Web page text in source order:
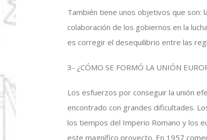
También tiene unos objetivos que son:
colaboración de los gobiernos en la
es corregir el desequilibrio entre las
3- ¿CÓMO SE FORMÓ LA UNIÓN
Los esfuerzos por conseguir la unión
encontrado con grandes dificultades.
los tiempos del Imperio Romano y los
este magnífico proyecto. En 1957